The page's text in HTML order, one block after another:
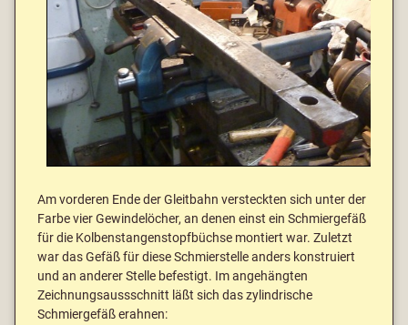
Am vorderen Ende der Gleitbahn versteckten sich unter der
Farbe vier Gewindelöcher, an denen einst ein Schmiergefäß
für die Kolbenstangenstopfbüchse montiert war. Zuletzt
war das Gefäß für diese Schmierstelle anders konstruiert
und an anderer Stelle befestigt. Im angehängten
Zeichnungsaussschnitt läßt sich das zylindrische
Schmiergefäß erahnen: